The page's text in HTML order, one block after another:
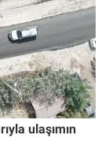
ulaşımın